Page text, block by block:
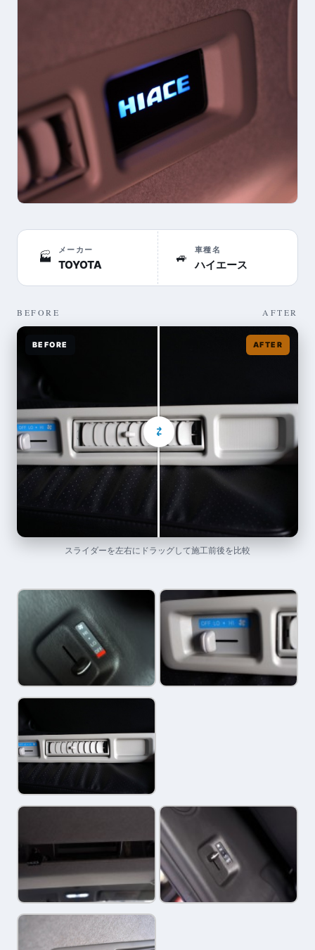
🏭
メーカー
TOYOTA
🚙
車種名
ハイエース
BEFORE AFTER
BEFORE AFTER
⇄
スライダーを左右にドラッグして施工前後を比較